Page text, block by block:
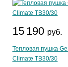
15 190 руб.
Тепловая пушка
Climate ТB30/30